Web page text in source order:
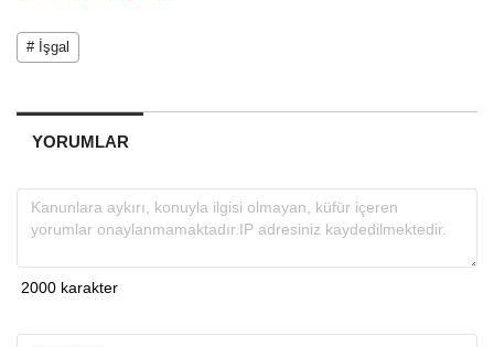
# İşgal
YORUMLAR